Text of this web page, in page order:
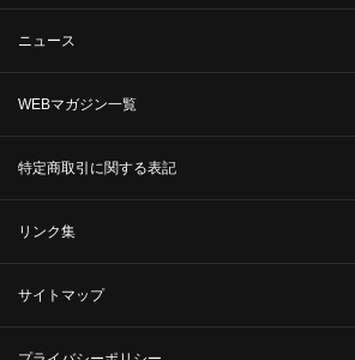
ニュース
WEBマガジン一覧
特定商取引に関する表記
リンク集
サイトマップ